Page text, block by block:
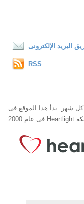
البريد الإلكترونى
RSS
اليوم" كل شهر. بدأ هذا الموقع فى